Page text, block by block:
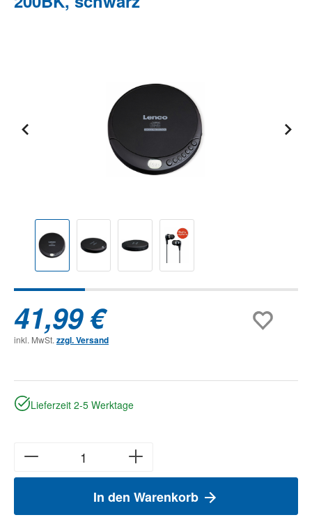
41,99 €
inkl. MwSt. zzgl. Versand
Lieferzeit 2-5 Werktage
In den Warenkorb